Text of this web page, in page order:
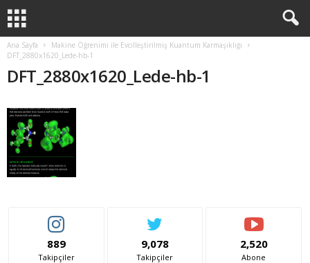
Ana Sayfa
Makine Öğrenimi ile Evcilleştirilmiş Kuantum Karmaşıklığı
DFT_2880x1620_Lede-hb-1
DFT_2880x1620_Lede-hb-1
889
Takipçiler
9,078
Takipçiler
2,520
Abone